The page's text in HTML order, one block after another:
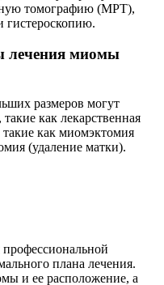
томографию (МРТ),
лечения миомы
размеров могут
как лекарственная
как миомэктомия
(удаление матки).
профессиональной
плана лечения.
и ее расположение, а